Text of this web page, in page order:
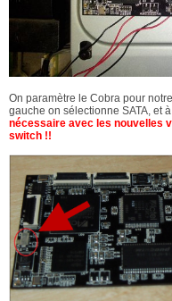
On paramètre le Cobra pour
gauche on sélectionne SATA, et
nécessaire avec les nouvelles
switch !!